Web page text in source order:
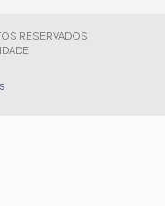
RESERVADOS